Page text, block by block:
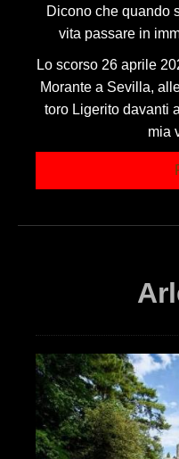
Dicono che quando
vita passare in
Lo scorso 26 aprile
Morante a Sevilla,
toro Ligerito davanti
mia